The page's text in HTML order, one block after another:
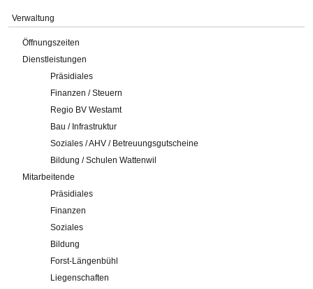
Verwaltung
Öffnungszeiten
Dienstleistungen
Präsidiales
Finanzen / Steuern
Regio BV Westamt
Bau / Infrastruktur
Soziales / AHV / Betreuungsgutscheine
Bildung / Schulen Wattenwil
Mitarbeitende
Präsidiales
Finanzen
Soziales
Bildung
Forst-Längenbühl
Liegenschaften